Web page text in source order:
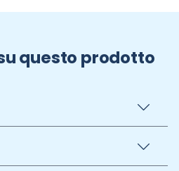
questo prodotto